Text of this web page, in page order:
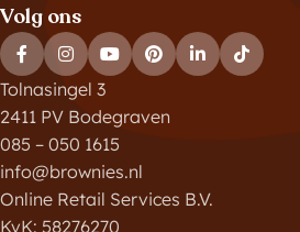
Volg ons
Tolnasingel 3
2411 PV Bodegraven
085 – 050 1615
info@brownies.nl
Online Retail Services B.V.
KvK: 58276270